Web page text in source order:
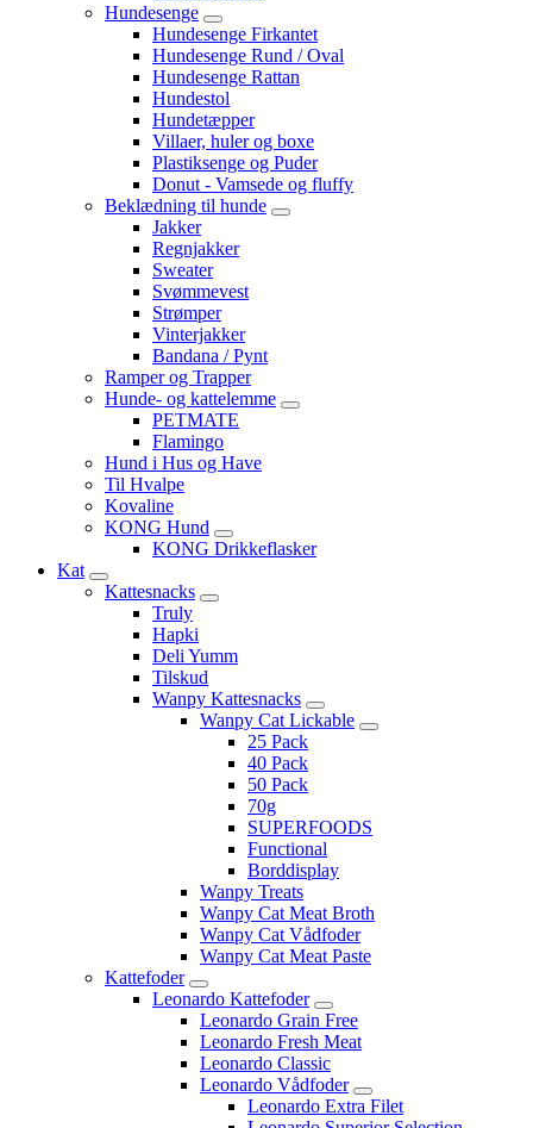
Hundesenge
Hundesenge Firkantet
Hundesenge Rund / Oval
Hundesenge Rattan
Hundestol
Hundetæpper
Villaer, huler og boxe
Plastiksenge og Puder
Donut - Vamsede og fluffy
Beklædning til hunde
Jakker
Regnjakker
Sweater
Svømmevest
Strømper
Vinterjakker
Bandana / Pynt
Ramper og Trapper
Hunde- og kattelemme
PETMATE
Flamingo
Hund i Hus og Have
Til Hvalpe
Kovaline
KONG Hund
KONG Drikkeflasker
Kat
Kattesnacks
Truly
Hapki
Deli Yumm
Tilskud
Wanpy Kattesnacks
Wanpy Cat Lickable
25 Pack
40 Pack
50 Pack
70g
SUPERFOODS
Functional
Borddisplay
Wanpy Treats
Wanpy Cat Meat Broth
Wanpy Cat Vådfoder
Wanpy Cat Meat Paste
Kattefoder
Leonardo Kattefoder
Leonardo Grain Free
Leonardo Fresh Meat
Leonardo Classic
Leonardo Vådfoder
Leonardo Extra Filet